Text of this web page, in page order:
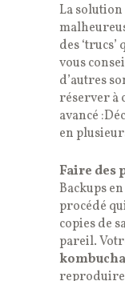
La solution
des
vous
d’autres
réserver à
avancé :
en
Faire des
Backups
procédé
copies de
pareil.
kombucha
reproduire